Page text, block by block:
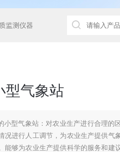
监测仪器
型气象站
小型气象站：对农业生产进行合理的
况进行人工调节，为农业生产提供气
能够为农业生产提供科学的服务和建